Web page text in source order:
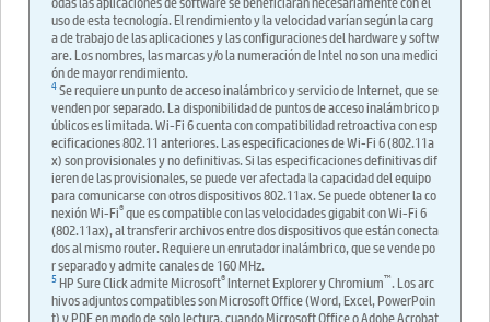
uso de esta tecnología. El rendimiento y la velocidad varían según la carg
a de trabajo de las aplicaciones y las configuraciones del hardware y softw
are. Los nombres, las marcas y/o la numeración de Intel no son una medici
ón de mayor rendimiento.
4Se requiere un punto de acceso inalámbrico y servicio de Internet, que se
venden por separado. La disponibilidad de puntos de acceso inalámbrico p
úblicos es limitada. Wi-Fi 6 cuenta con compatibilidad retroactiva con esp
ecificaciones 802.11 anteriores. Las especificaciones de Wi-Fi 6 (802.11a
x) son provisionales y no definitivas. Si las especificaciones definitivas dif
ieren de las provisionales, se puede ver afectada la capacidad del equipo
para comunicarse con otros dispositivos 802.11ax. Se puede obtener la co
nexión Wi-Fi®que es compatible con las velocidades gigabit con Wi-Fi 6
(802.11ax), al transferir archivos entre dos dispositivos que están conecta
dos al mismo router. Requiere un enrutador inalámbrico, que se vende po
r separado y admite canales de 160 MHz.
5HP Sure Click admite Microsoft®Internet Explorer y Chromium™. Los arc
hivos adjuntos compatibles son Microsoft Office (Word, Excel, PowerPoin
t) y PDF en modo de solo lectura, cuando Microsoft Office o Adobe Acrobat